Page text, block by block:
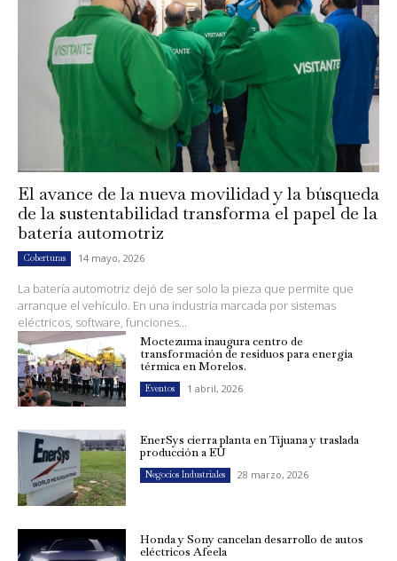
El avance de la nueva movilidad y la búsqueda
de la sustentabilidad transforma el papel de la
batería automotriz
Coberturas 14 mayo, 2026
La batería automotriz dejó de ser solo la pieza que permite que
arranque el vehículo. En una industria marcada por sistemas
eléctricos, software, funciones...
Moctezuma inaugura centro de
transformación de residuos para energía
térmica en Morelos.
Eventos 1 abril, 2026
EnerSys cierra planta en Tijuana y traslada
producción a EU
Negocios Industriales 28 marzo, 2026
Honda y Sony cancelan desarrollo de autos
eléctricos Afeela